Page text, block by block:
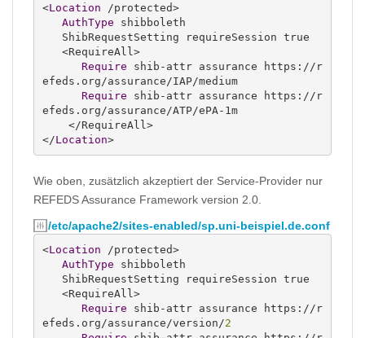
<Location /protected>
AuthType shibboleth
Require shib-attr assurance https://r
efeds.org/assurance/IAP/medium
Require shib-attr assurance https://r
efeds.org/assurance/ATP/ePA-1m
</Location>
Wie oben, zusätzlich akzeptiert der Service-Provider nur
REFEDS Assurance Framework version 2.0.
/etc/apache2/sites-enabled/sp.uni-beispiel.de.conf
<Location /protected>
AuthType shibboleth
Require shib-attr assurance https://r
efeds.org/assurance/version/2